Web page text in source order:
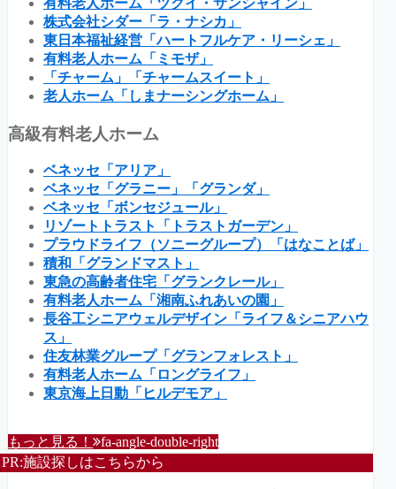
株式会社シダー「ラ・ナシカ」
東日本福祉経営「ハートフルケア・リーシェ」
有料老人ホーム「ミモザ」
「チャーム」「チャームスイート」
老人ホーム「しまナーシングホーム」
高級有料老人ホーム
ベネッセ「アリア」
ベネッセ「グラニー」「グランダ」
ベネッセ「ボンセジュール」
リゾートトラスト「トラストガーデン」
プラウドライフ（ソニーグループ）「はなことば」
積和「グランドマスト」
東急の高齢者住宅「グランクレール」
有料老人ホーム「湘南ふれあいの園」
長谷工シニアウェルデザイン「ライフ＆シニアハウ
ス」
住友林業グループ「グランフォレスト」
有料老人ホーム「ロングライフ」
東京海上日動「ヒルデモア」
もっと見る！ fa-angle-double-right
PR:施設探しはこちらから